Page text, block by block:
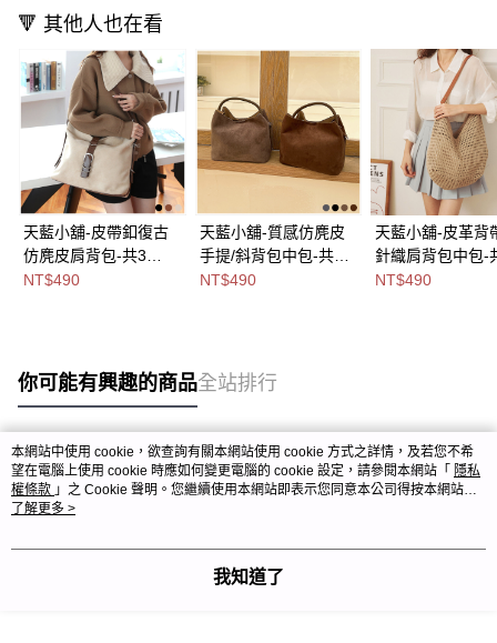
🔻 其他人也在看
天藍小舖-皮帶釦復古
仿麂皮肩背包-共3
色-$490【A15153205
NT$490
天藍小舖-質感仿麂皮
手提/斜背包中包-共4
色-$490【A03032043
NT$490
天藍小舖-皮革背
針織肩背包中包-
色-$490【
NT$490
你可能有興趣的商品全站排行
熱門標籤
本網站中使用 cookie，欲查詢有關本網站使用 cookie 方式之詳情，及若您不希
望在電腦上使用 cookie 時應如何變更電腦的 cookie 設定，請參閱本網站「 隱私
權條款 」之 Cookie 聲明。您繼續使用本網站即表示您同意本公司得按本網站使
用條款之 Cookie 聲明使用 cookie。
了解更多 >
我知道了